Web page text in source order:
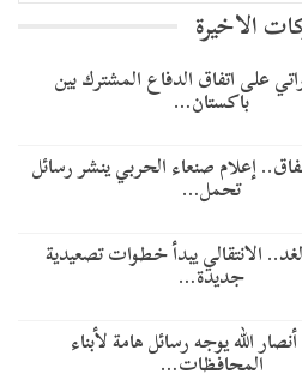
الاخيرة
على اتفاق الدفاع المشترك بين
باكستان…
إعلام صنعاء الحربي ينشر رسائل
تحمل…
الانتقالي يبدأ خطوات تصعيدية
جديدة…
الله يوجه رسائل هامة لأبناء
المحافظات…